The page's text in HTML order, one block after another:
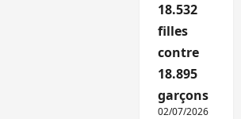
18.532
filles
contre
18.895
garçons
02/07/2026